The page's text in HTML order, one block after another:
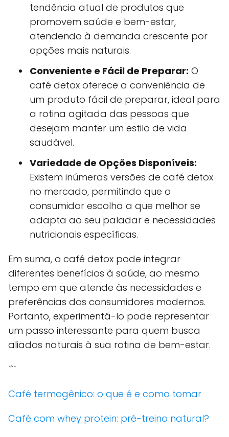
tendência atual de produtos que
promovem saúde e bem-estar,
atendendo à demanda crescente por
opções mais naturais.
Conveniente e Fácil de Preparar: O
café detox oferece a conveniência de
um produto fácil de preparar, ideal para
a rotina agitada das pessoas que
desejam manter um estilo de vida
saudável.
Variedade de Opções Disponíveis:
Existem inúmeras versões de café detox
no mercado, permitindo que o
consumidor escolha a que melhor se
adapta ao seu paladar e necessidades
nutricionais específicas.
Em suma, o café detox pode integrar
diferentes benefícios à saúde, ao mesmo
tempo em que atende às necessidades e
preferências dos consumidores modernos.
Portanto, experimentá-lo pode representar
um passo interessante para quem busca
aliados naturais à sua rotina de bem-estar.
```
Café termogênico: o que é e como tomar
Café com whey protein: pré-treino natural?